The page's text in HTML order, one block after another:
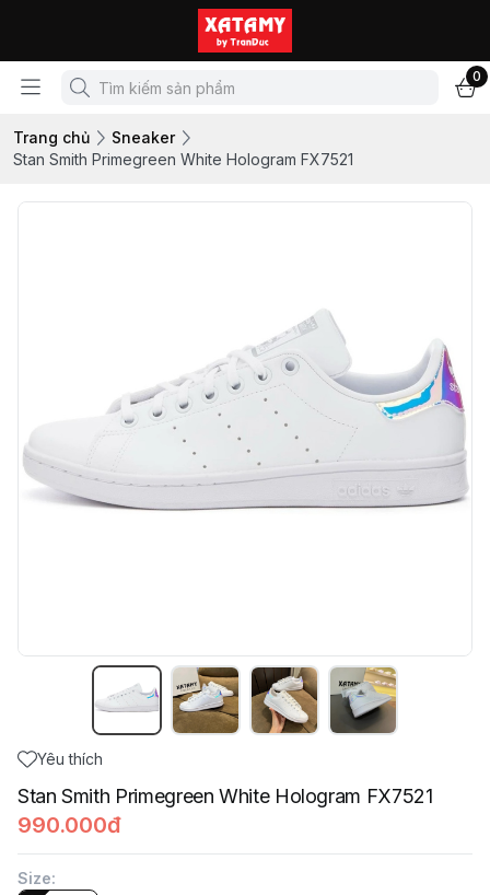
0
Trang chủ
Sneaker
Stan Smith Primegreen White Hologram FX7521
Yêu thích
Stan Smith Primegreen White Hologram FX7521
990.000đ
Size: